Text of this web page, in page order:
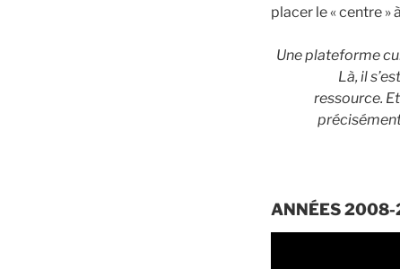
placer le « centre
Une plateforme
Là, il
ressource.
ANNÉES